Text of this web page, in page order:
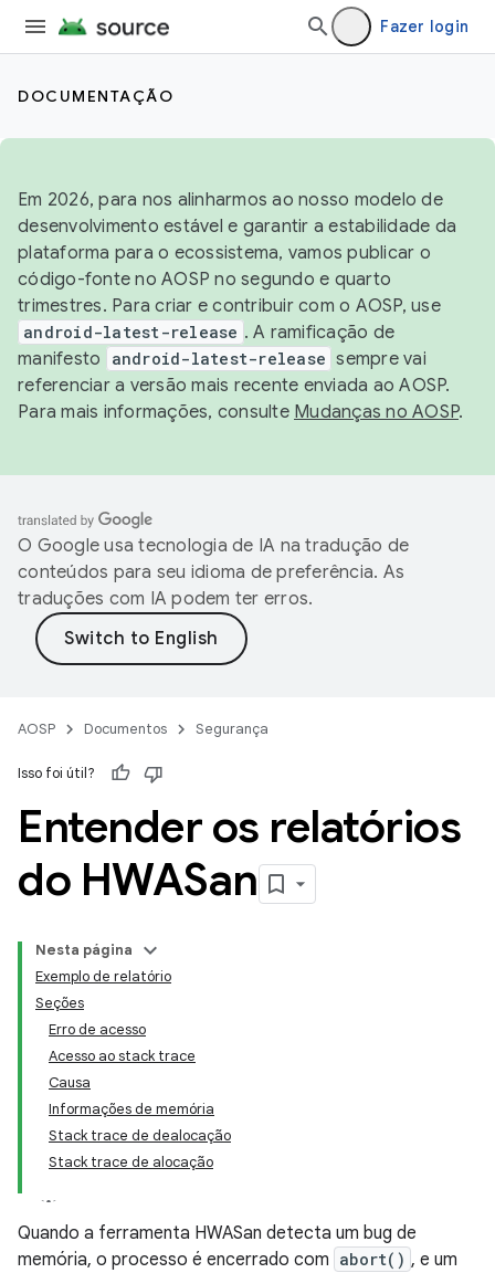
Fazer login
DOCUMENTAÇÃO
Em 2026, para nos alinharmos ao nosso modelo de
desenvolvimento estável e garantir a estabilidade da
plataforma para o ecossistema, vamos publicar o
código-fonte no AOSP no segundo e quarto
trimestres. Para criar e contribuir com o AOSP, use
android-latest-release . A ramificação de
manifesto
android-latest-release sempre vai
referenciar a versão mais recente enviada ao AOSP.
Para mais informações, consulte Mudanças no AOSP.
O Google usa tecnologia de IA na tradução de
conteúdos para seu idioma de preferência. As
traduções com IA podem ter erros.
AOSP Documentos Segurança
Isso foi útil?
Entender os relatórios
do HWASan
Nesta página
Exemplo de relatório
Seções
Erro de acesso
Acesso ao stack trace
Causa
Informações de memória
Stack trace de dealocação
Stack trace de alocação
Quando a ferramenta HWASan detecta um bug de
memória, o processo é encerrado com abort() , e um